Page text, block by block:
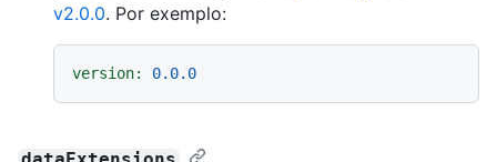
v2.0.0. Por exemplo:
version: 0.0.0